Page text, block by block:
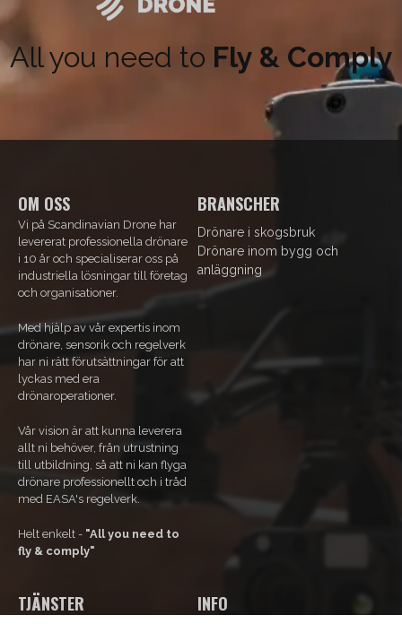
All you need to Fly & Comply
OM OSS
Vi på Scandinavian Drone har
levererat professionella drönare
i 10 år och specialiserar oss på
industriella lösningar till företag
och organisationer.
Med hjälp av vår expertis inom
drönare, sensorik och regelverk
har ni rätt förutsättningar för att
lyckas med era
drönaroperationer.
Vår vision är att kunna leverera
allt ni behöver, från utrustning
till utbildning, så att ni kan flyga
drönare professionellt och i tråd
med EASA's regelverk.
Helt enkelt - "All you need to
fly & comply"
BRANSCHER
Drönare i skogsbruk
Drönare inom bygg och
anläggning
TJÄNSTER INFO